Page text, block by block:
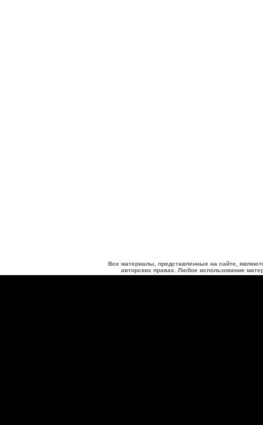
Все материалы, представленные на сайте,
авторских правах. Любое использование